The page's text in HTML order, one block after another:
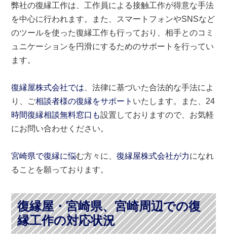
弊社の復縁工作は、工作員による接触工作が得意な手法
を中心に行われます。また、スマートフォンやSNSなど
のツールを使った復縁工作も行っており、相手とのコミ
ュニケーションを円滑にするためのサポートを行ってい
ます。
復縁屋株式会社では 、法律に基づいた合法的な手法によ
り、ご相談者様の復縁をサポート いたします。また、24
時間復縁相談無料窓口も設置しておりますので、お気軽
にお問い合わせください。
宮崎県で復縁に悩む方々に、復縁屋株式会社が力になれ
ることを願っております。
復縁屋・宮崎県、宮崎周辺での復
縁工作の対応状況